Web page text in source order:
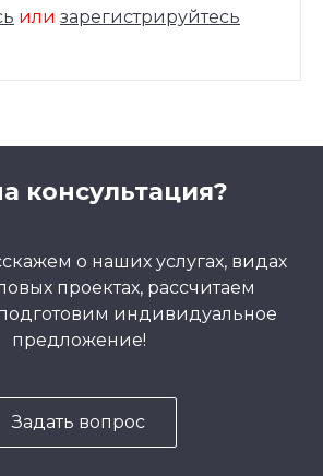
или зарегистрируйтесь
консультация?
о наших услугах, видах
проектах, рассчитаем
индивидуальное
предложение!
Задать вопрос